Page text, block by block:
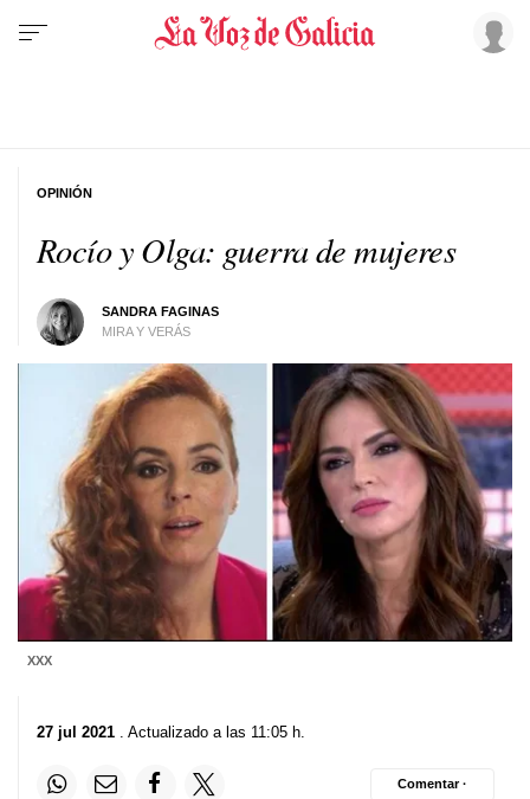
Rocío y Olga: guerra de mujeres
SANDRA FAGINAS
MIRA Y VERÁS
OPINIÓN
XXX
27 jul 2021 . Actualizado a las 11:05 h.
Comentar ·